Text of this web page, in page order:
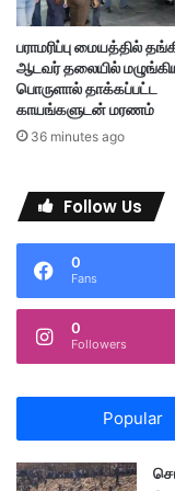
னி
னை
ச்
ச
ந்
த
தா
க
வ
பராமரிப்பு மையத்தில்
ஆடவர் தலையில்
பொருளால் தாக்கப்பட்ட
காயங்களுடன் மரணம்
36 minutes ago
Follow Us
0
Fans
0
Followers
Popular